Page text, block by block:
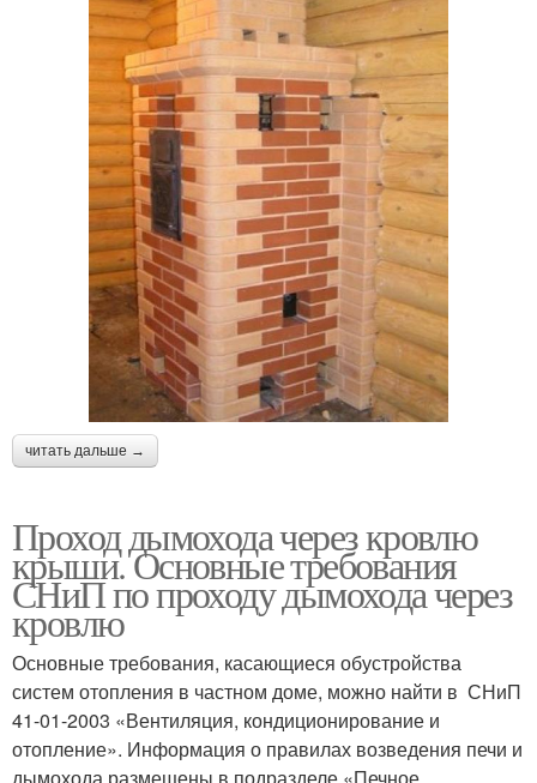
читать дальше →
Проход дымохода через кровлю
крыши. Основные требования
СНиП по проходу дымохода через
кровлю
Основные требования, касающиеся обустройства
систем отопления в частном доме, можно найти в СНиП
41-01-2003 «Вентиляция, кондиционирование и
отопление». Информация о правилах возведения печи и